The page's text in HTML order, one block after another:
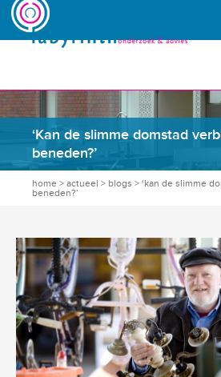
‘Kan de slimme domstad
beneden?’
home > actueel > blogs > ‘kan de slimme
beneden?’